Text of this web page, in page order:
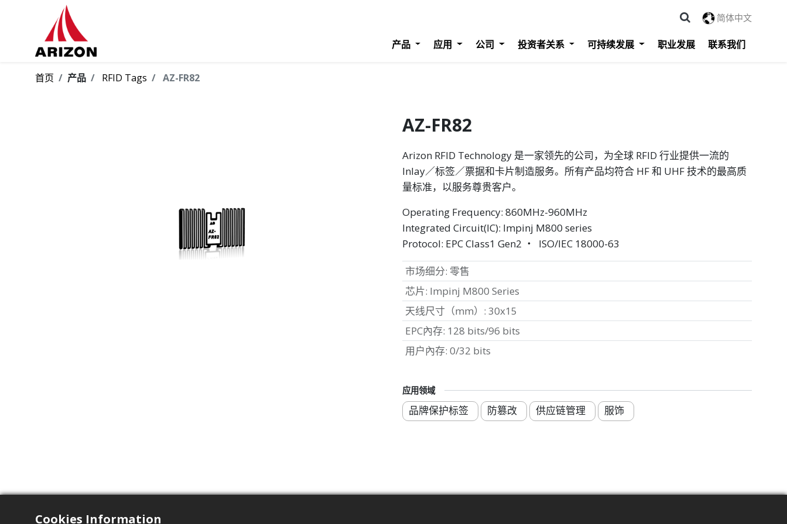
产品 应用 公司 投资者关系 可持续发展 职业发展 联系我们
简体中文
首页 产品 RFID Tags AZ-FR82
AZ-FR82
Arizon RFID Technology 是一家领先的公司，为全球 RFID 行业提供一流的
Inlay／标签／票据和卡片制造服务。所有产品均符合 HF 和 UHF 技术的最高质
量标准，以服务尊贵客户。
Operating Frequency: 860MHz-960MHz
Integrated Circuit(IC): Impinj M800 series
Protocol: EPC Class1 Gen2 ‧ ISO/IEC 18000-63
应用领域
品牌保护标签 防篡改 供应链管理 服饰
市场细分: 零售
芯片: Impinj M800 Series
天线尺寸（mm） : 30x15
EPC內存: 128 bits/96 bits
用户內存: 0/32 bits
Cookies Information